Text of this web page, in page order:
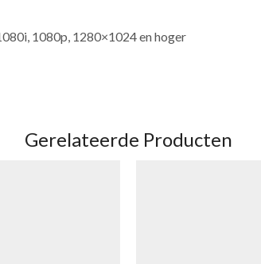
1080p, 1280×1024 en hoger
Gerelateerde Producten